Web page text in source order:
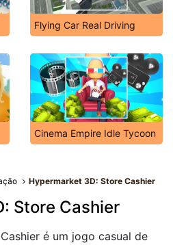
Flying Car Real Driving
Cinema Empire Idle Tycoon
Hypermarket 3D: Store Cashier
Store Cashier
é um jogo casual de